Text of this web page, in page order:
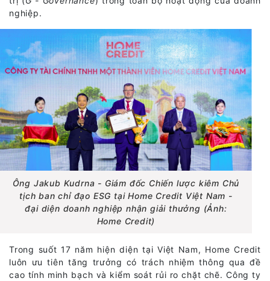
nghiệp.
Ông Jakub Kudrna - Giám đốc Chiến lược kiêm Chủ
tịch ban chỉ đạo ESG tại Home Credit Việt Nam -
đại diện doanh nghiệp nhận giải thưởng (Ảnh:
Home Credit)
Trong suốt 17 năm hiện diện tại Việt Nam, Home Credit
luôn ưu tiên tăng trưởng có trách nhiệm thông qua đề
cao tính minh bạch và kiểm soát rủi ro chặt chẽ. Công ty